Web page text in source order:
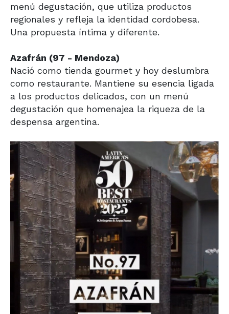
menú degustación, que utiliza productos
regionales y refleja la identidad cordobesa.
Una propuesta íntima y diferente.
Azafrán (97 - Mendoza)
Nació como tienda gourmet y hoy deslumbra
como restaurante. Mantiene su esencia ligada
a los productos delicados, con un menú
degustación que homenajea la riqueza de la
despensa argentina.